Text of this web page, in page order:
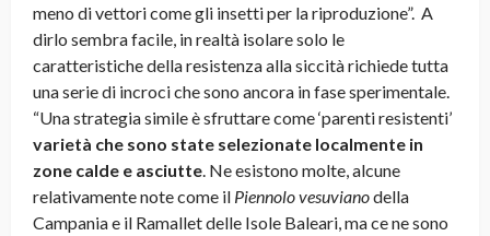
meno di vettori come gli insetti per la riproduzione”. A
dirlo sembra facile, in realtà isolare solo le
caratteristiche della resistenza alla siccità richiede tutta
una serie di incroci che sono ancora in fase sperimentale.
“Una strategia simile è sfruttare come ‘parenti resistenti’
varietà che sono state selezionate localmente in
zone calde e asciutte. Ne esistono molte, alcune
relativamente note come il Piennolo vesuvianodella
Campania e il Ramallet delle Isole Baleari, ma ce ne sono